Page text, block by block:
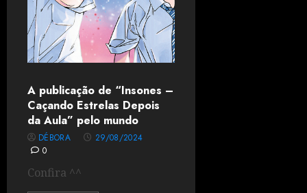
A publicação de “Insones –
Caçando Estrelas Depois
da Aula” pelo mundo
DÉBORA
29/08/2024
0
Confira ^^